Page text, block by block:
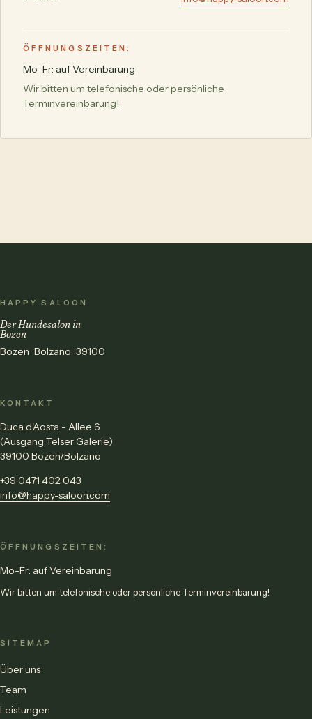
ÖFFNUNGSZEITEN:
Mo-Fr: auf Vereinbarung
Wir bitten um telefonische oder persönliche
Terminvereinbarung!
HAPPY SALOON
Der Hundesalon in
Bozen
Bozen · Bolzano · 39100
KONTAKT
Duca d'Aosta - Allee 6
(Ausgang Telser Galerie)
39100 Bozen/Bolzano
+39 0471 402 043
info@happy-saloon.com
ÖFFNUNGSZEITEN:
Mo-Fr: auf Vereinbarung
Wir bitten um telefonische oder persönliche Terminvereinbarung!
SITEMAP
Über uns
Team
Leistungen